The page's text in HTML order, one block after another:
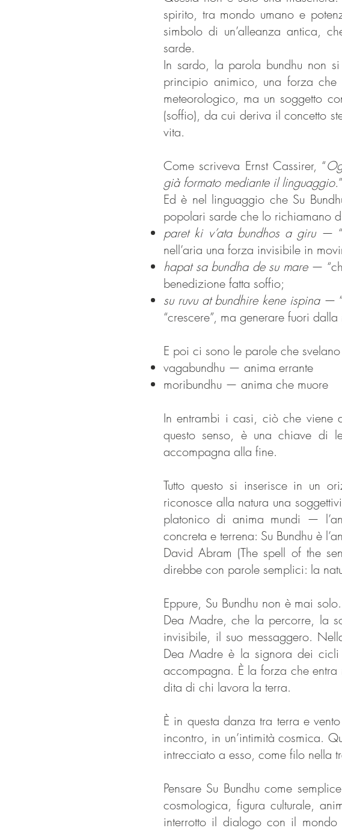
spirito, tra mondo umano e
simbolo di un’alleanza antica,
sarde.
In sardo, la parola bundhu non
principio animico, una forza
meteorologico, ma un soggetto
(soffio), da cui deriva il concetto
vita.
Come scriveva Ernst Cassirer, “
già formato mediante il linguaggio.
Ed è nel linguaggio che Su
popolari sarde che lo richiamano
paret ki v’ata bundhos a giru —
nell’aria una forza invisibile in
hapat sa bundha de su mare—
benedizione fatta soffio;
su ruvu at bundhire kene ispina—
“crescere”, ma generare fuori
E poi ci sono le parole che
vagabundhu — anima errante
moribundhu — anima che muore
In entrambi i casi, ciò che viene
questo senso, è una chiave di
accompagna alla fine.
Tutto questo si inserisce in un
riconosce alla natura una
platonico di anima mundi —
concreta e terrena: Su Bundhu è
David Abram (The spell of the
direbbe con parole semplici: la
Eppure, Su Bundhu non è mai
Dea Madre, che la percorre, la
invisibile, il suo messaggero.
Dea Madre è la signora dei
accompagna. È la forza che
dita di chi lavora la terra.
È in questa danza tra terra e
incontro, in un’intimità cosmica.
intrecciato a esso, come filo nella
Pensare Su Bundhu come
cosmologica, figura culturale,
interrotto il dialogo con il